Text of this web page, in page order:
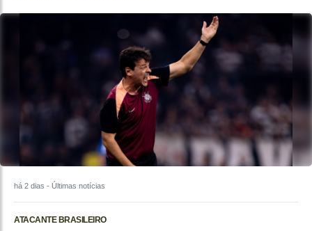
há 2 dias - Últimas notícias
ATACANTE BRASILEIRO